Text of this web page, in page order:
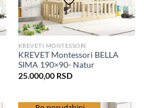
KREVETI MONTESSORI
KREVET Montessori BELLA
SIMA 190×90- Natur
25.000,00 RSD